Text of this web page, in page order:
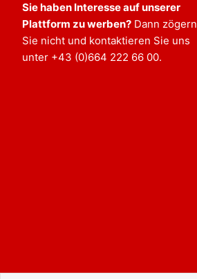
Sie haben Interesse auf unserer
Plattform zu werben? Dann zögern
Sie nicht und kontaktieren Sie uns
unter +43 (0)664 222 66 00.